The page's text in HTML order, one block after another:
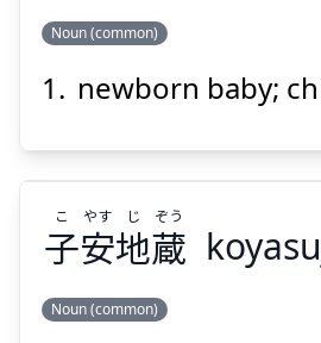
Suspend
児
さん
じ
Suspend
Noun (common)
newborn baby;
子安地蔵
こ やす じ ぞう
Noun (common)